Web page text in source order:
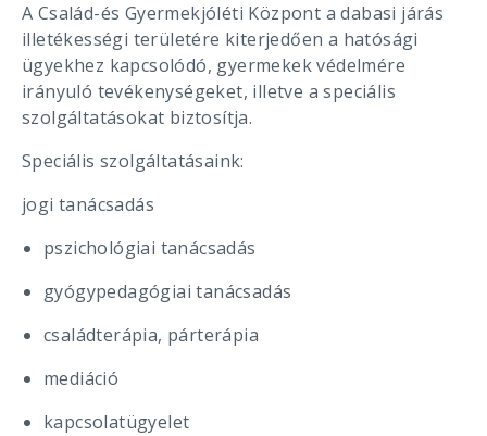
A Család-és Gyermekjóléti Központ a dabasi járás
illetékességi területére kiterjedően a hatósági
ügyekhez kapcsolódó, gyermekek védelmére
irányuló tevékenységeket, illetve a speciális
szolgáltatásokat biztosítja.
Speciális szolgáltatásaink:
jogi tanácsadás
pszichológiai tanácsadás
gyógypedagógiai tanácsadás
családterápia, párterápia
mediáció
kapcsolatügyelet